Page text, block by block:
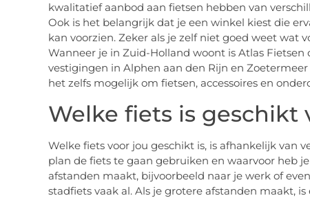
kwalitatief aanbod aan fietsen hebben van
Ook is het belangrijk dat je een winkel kiest die
kan voorzien. Zeker als je zelf niet goed weet wat
Wanneer je in Zuid-Holland woont is Atlas
vestigingen in Alphen aan den Rijn en
het zelfs mogelijk om fietsen, accessoires en
Welke fiets is geschikt
Welke fiets voor jou geschikt is, is afhankelijk van
plan de fiets te gaan gebruiken en waarvoor heb
afstanden maakt, bijvoorbeeld naar je werk of
stadfiets vaak al. Als je grotere afstanden maakt,